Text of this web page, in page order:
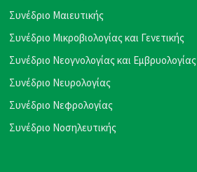
Συνέδριο Μαιευτικής
Συνέδριο Μικροβιολογίας και Γενετικής
Συνέδριο Νεογνολογίας και Εμβρυολογίας
Συνέδριο Νευρολογίας
Συνέδριο Νεφρολογίας
Συνέδριο Νοσηλευτικής